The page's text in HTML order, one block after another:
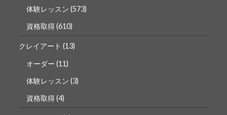
体験レッスン (573)
資格取得(610)
クレイアート (13)
オーダー (11)
体験レッスン (3)
資格取得(4)